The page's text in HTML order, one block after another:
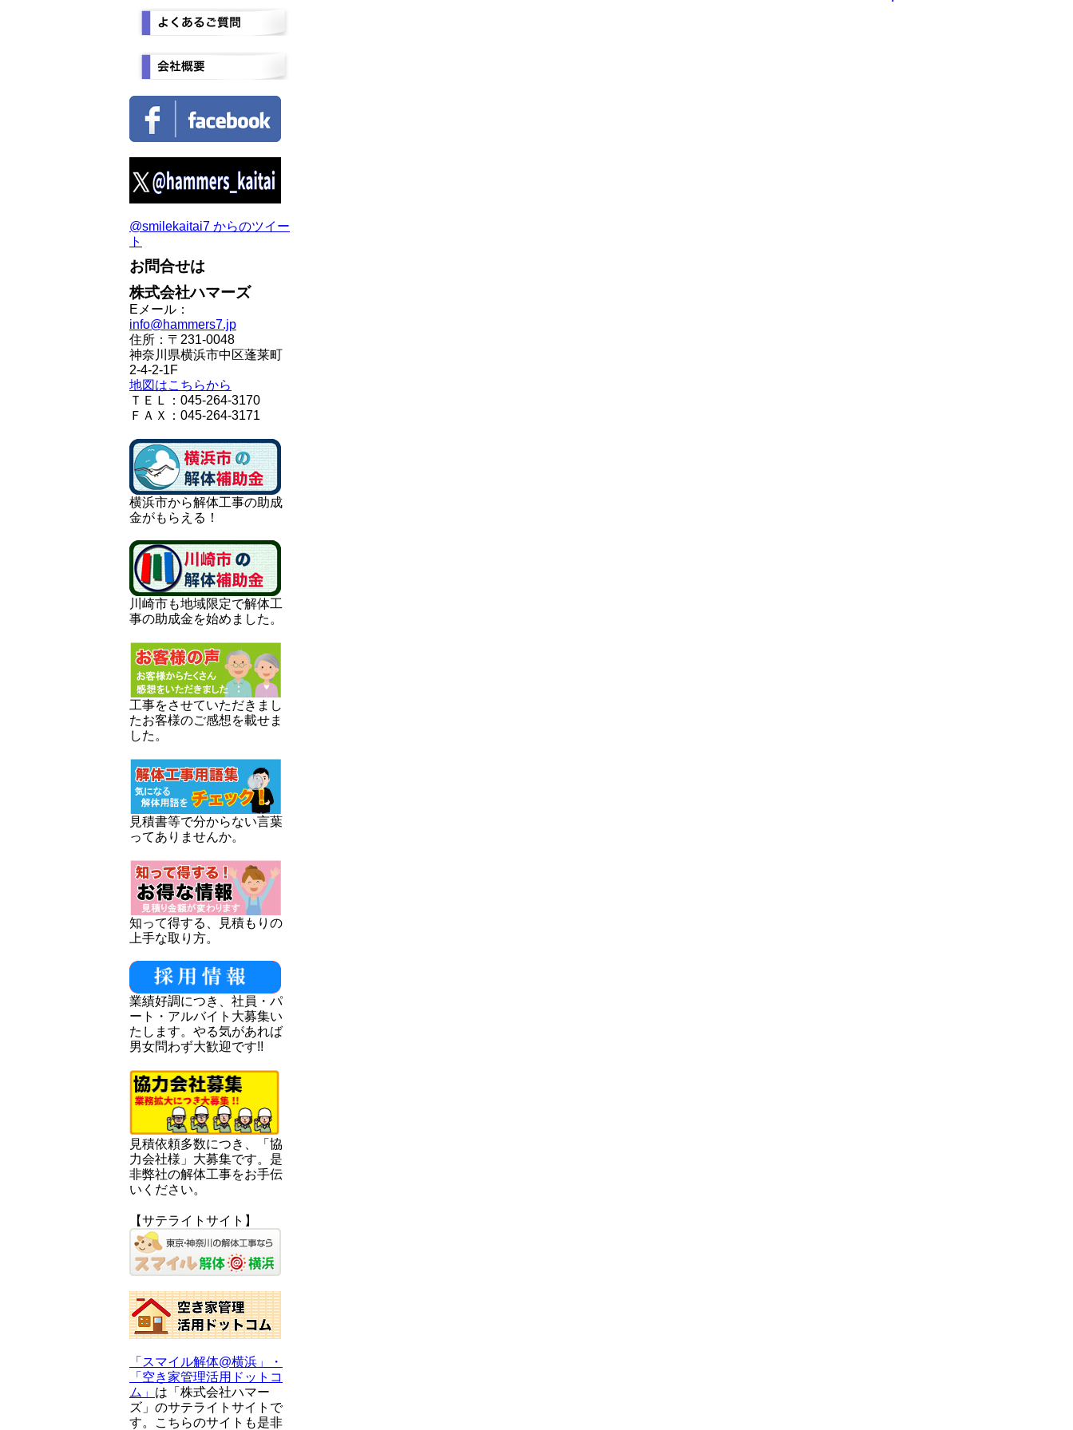
@smilekaitai7 からのツイー
ト
お問合せは
株式会社ハマーズ
Eメール：
info@hammers7.jp
住所：〒231-0048
神奈川県横浜市中区蓬莱町
2-4-2-1F
地図はこちらから
ＴＥＬ：045-264-3170
ＦＡＸ：045-264-3171
横浜市から解体工事の助成
金がもらえる！
川崎市も地域限定で解体工
事の助成金を始めました。
工事をさせていただきまし
たお客様のご感想を載せま
した。
見積書等で分からない言葉
ってありませんか。
知って得する、見積もりの
上手な取り方。
業績好調につき、社員・パ
ート・アルバイト大募集い
たします。やる気があれば
男女問わず大歓迎です!!
見積依頼多数につき、「協
力会社様」大募集です。是
非弊社の解体工事をお手伝
いください。
【サテライトサイト】
「スマイル解体@横浜」・
「空き家管理活用ドットコ
ム」 は「株式会社ハマー
ズ」のサテライトサイトで
す。こちらのサイトも是非